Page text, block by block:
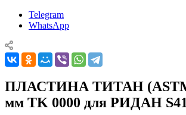
Telegram
WhatsApp
ПЛАСТИНА ТИТАН (ASTM
мм TK 0000 для РИДАН